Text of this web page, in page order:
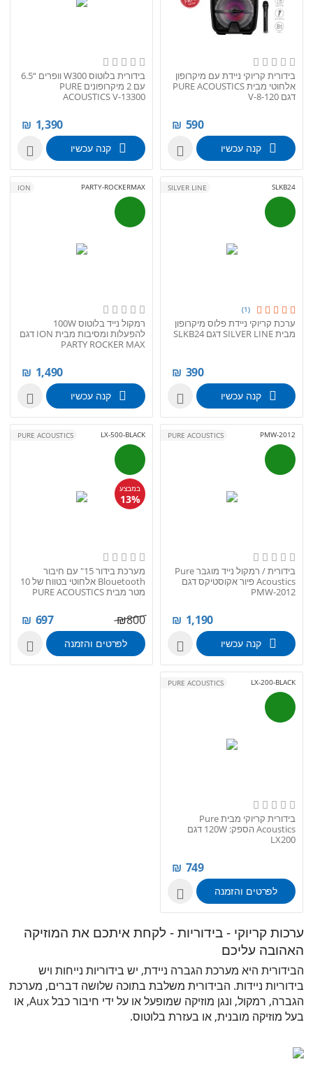
בידורית קריוקי ניידת עם מיקרופון
אלחוטי מבית PURE ACOUSTICS
דגם V-8-120
590
₪
קנה עכשיו 
בידורית בלוטוס W300 וופרים “6.5
עם 2 מיקרופונים PURE
ACOUSTICS V-13300
1,390
₪
קנה עכשיו 
SLKB24
(1)
SILVER LINE
ערכת קריוקי ניידת פלוס מיקרופון
מבית SILVER LINE דגם SLKB24
390
₪
קנה עכשיו 
PARTY-ROCKERMAX
ION
רמקול נייד בלוטוס 100W
להפעלות ומסיבות מבית ION דגם
PARTY ROCKER MAX
1,490
₪
קנה עכשיו 
PMW-2012
PURE ACOUSTICS
בידורית / רמקול נייד מוגבר Pure
Acoustics פיור אקוסטיקס דגם
PMW-2012
1,190
₪
קנה עכשיו 
LX-500-BLACK
במבצע
13%
PURE ACOUSTICS
מערכת בידור 15" עם חיבור
Blouetooth אלחוטי בטווח של 10
מטר מבית PURE ACOUSTICS
800
₪
697
₪
לפרטים והזמנה 
LX-200-BLACK
PURE ACOUSTICS
בידורית קריוקי מבית Pure
Acoustics הספק: 120W דגם
LX200
749
₪
לפרטים והזמנה 
ערכות קריוקי - בידוריות - לקחת איתכם את המוזיקה
האהובה עליכם
הבידורית היא מערכת הגברה ניידת, יש בידוריות נייחות ויש
בידוריות ניידות. הבידורית משלבת בתוכה שלושה דברים, מערכת
הגברה, רמקול, ונגן מוזיקה שמופעל או על ידי חיבור כבל Aux, או
בעל מוזיקה מובנית, או בעזרת בלוטוס.